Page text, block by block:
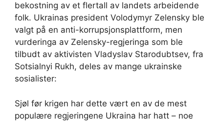
bekostning av et flertall av landets arbeidende
folk. Ukrainas president Volodymyr Zelensky ble
valgt på en anti-korrupsjonsplattform, men
vurderinga av Zelensky-regjeringa som ble
tilbudt av aktivisten Vladyslav Starodubtsev, fra
Sotsialnyi Rukh, deles av mange ukrainske
sosialister:
Sjøl før krigen har dette vært en av de mest
populære regjeringene Ukraina har hatt – noe